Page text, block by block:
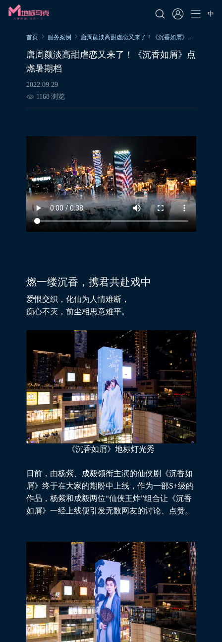
中
首页 服务案例 唐周颜淡高甜虐恋又来了！《沉香如屑》点燃暑期档
唐周颜淡高甜虐恋又来了！《沉香如屑》点
燃暑期档
2022.09.29
1168 浏览
燃一缕沉香，携君共赴戏中
爱恨交织，化仙为人情难断，
痴心不灭，前尘相思意难平。
《沉香如屑》地标灯光秀
日前，由杨紫、成毅领衔主演的仙侠剧《沉香如
屑》终于在大家的期盼中上线，作为一部S+级的
作品，杨紫和成毅两位“仙侠王炸”组合让《沉香
如屑》一经上线便引发无数网友的讨论、点赞。